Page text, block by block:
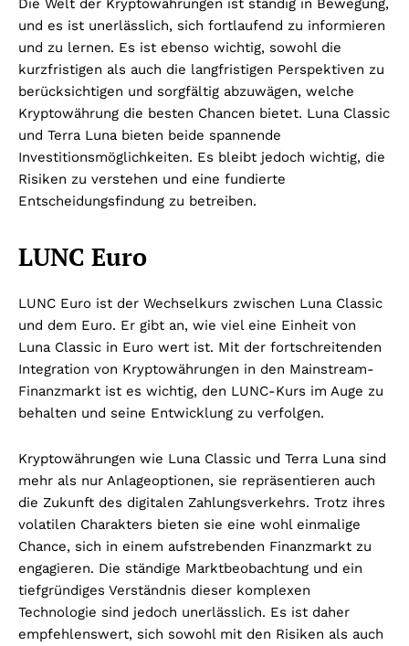
und es ist unerlässlich, sich fortlaufend zu informieren
und zu lernen. Es ist ebenso wichtig, sowohl die
kurzfristigen als auch die langfristigen Perspektiven zu
berücksichtigen und sorgfältig abzuwägen, welche
Kryptowährung die besten Chancen bietet. Luna Classic
und Terra Luna bieten beide spannende
Investitionsmöglichkeiten. Es bleibt jedoch wichtig, die
Risiken zu verstehen und eine fundierte
Entscheidungsfindung zu betreiben.
LUNC Euro
LUNC Euro ist der Wechselkurs zwischen Luna Classic
und dem Euro. Er gibt an, wie viel eine Einheit von
Luna Classic in Euro wert ist. Mit der fortschreitenden
Integration von Kryptowährungen in den Mainstream-
Finanzmarkt ist es wichtig, den LUNC-Kurs im Auge zu
behalten und seine Entwicklung zu verfolgen.
Kryptowährungen wie Luna Classic und Terra Luna sind
mehr als nur Anlageoptionen, sie repräsentieren auch
die Zukunft des digitalen Zahlungsverkehrs. Trotz ihres
volatilen Charakters bieten sie eine wohl einmalige
Chance, sich in einem aufstrebenden Finanzmarkt zu
engagieren. Die ständige Marktbeobachtung und ein
tiefgründiges Verständnis dieser komplexen
Technologie sind jedoch unerlässlich. Es ist daher
empfehlenswert, sich sowohl mit den Risiken als auch